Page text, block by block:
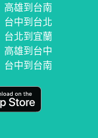
高雄到台南
台中到台北
台北到宜蘭
高雄到台中
台中到台南